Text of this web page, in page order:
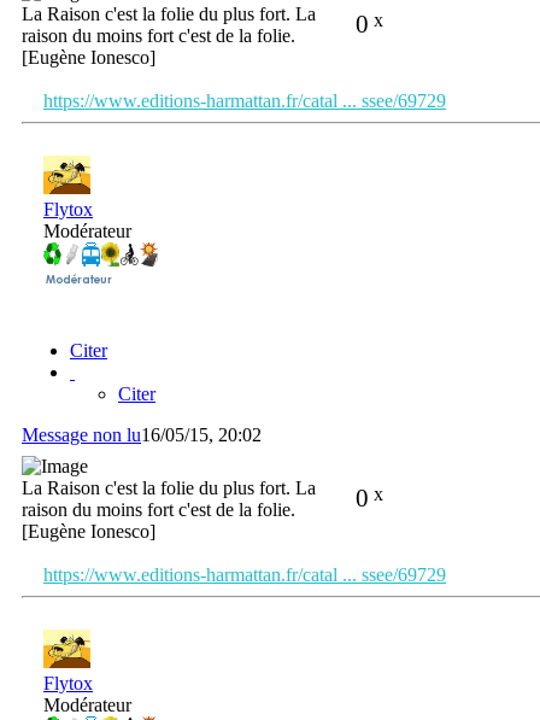
0 x
La Raison c'est la folie du plus fort. La
raison du moins fort c'est de la folie.
[Eugène Ionesco]
https://www.editions-harmattan.fr/catal ... ssee/69729
Flytox
Modérateur
Citer
Citer
Message non lu16/05/15, 20:02
0 x
La Raison c'est la folie du plus fort. La
raison du moins fort c'est de la folie.
[Eugène Ionesco]
https://www.editions-harmattan.fr/catal ... ssee/69729
Flytox
Modérateur